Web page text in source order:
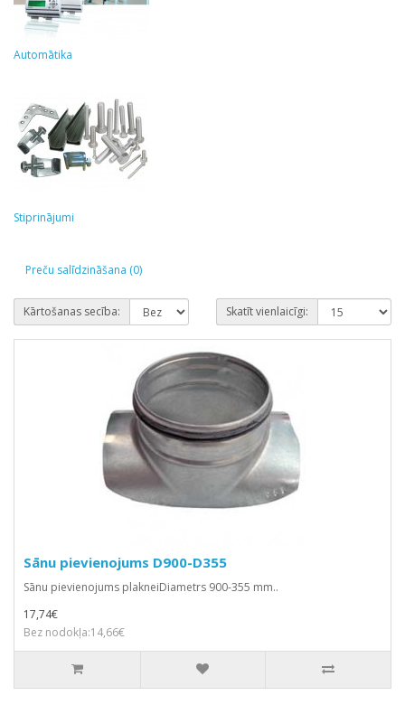
Automātika
Stiprinājumi
Preču salīdzināšana (0)
Kārtošanas secība: Skatīt vienlaicīgi:
Sānu pievienojums D900-D355
Sānu pievienojums plakneiDiametrs 900-355 mm..
17,74€
Bez nodokļa:14,66€